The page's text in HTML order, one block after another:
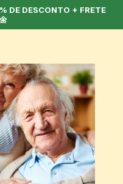
DE DESCONTO + FRETE